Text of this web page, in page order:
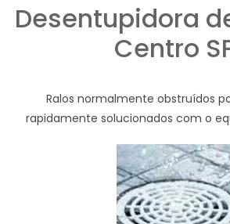
Desentupidora
Centro
Ralos normalmente obstruídos
rapidamente solucionados com o